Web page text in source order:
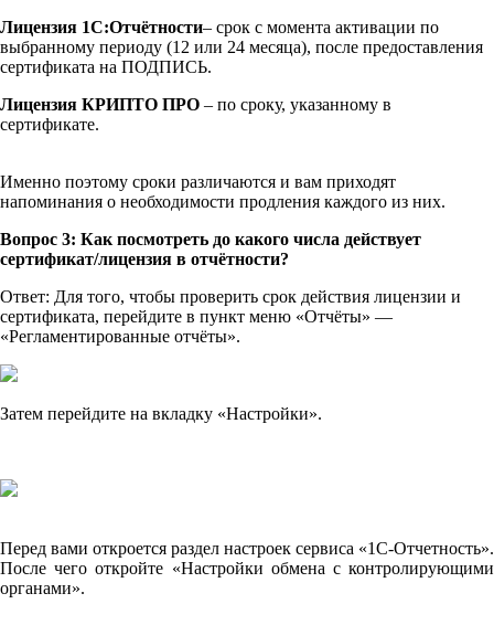
Лицензия 1С:Отчётности– срок с момента активации по
выбранному периоду (12 или 24 месяца), после предоставления
сертификата на ПОДПИСЬ.
Лицензия КРИПТО ПРО – по сроку, указанному в
сертификате.
Именно поэтому сроки различаются и вам приходят
напоминания о необходимости продления каждого из них.
Вопрос 3: Как посмотреть до какого числа действует
сертификат/лицензия в отчётности?
Ответ: Для того, чтобы проверить срок действия лицензии и
сертификата, перейдите в пункт меню «Отчёты» —
«Регламентированные отчёты».
Затем перейдите на вкладку «Настройки».
Перед вами откроется раздел настроек сервиса «1С-Отчетность».
После чего откройте «Настройки обмена с контролирующими
органами».